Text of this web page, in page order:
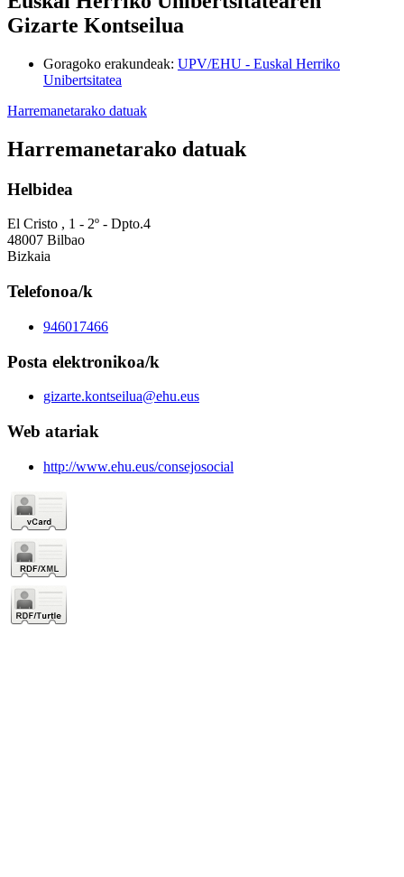
Gizarte Kontseilua
Goragoko erakundeak: UPV/EHU - Euskal Herriko
Unibertsitatea
Harremanetarako datuak
Harremanetarako datuak
Helbidea
El Cristo , 1 - 2º - Dpto.4
48007 Bilbao
Bizkaia
Telefonoa/k
946017466
Posta elektronikoa/k
gizarte.kontseilua@ehu.eus
Web atariak
http://www.ehu.eus/consejosocial